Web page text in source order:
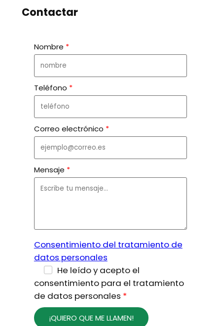
Contactar
Nombre
Teléfono
Correo electrónico
Mensaje
Consentimiento del tratamiento de
datos personales
He leído y acepto el
consentimiento para el tratamiento
de datos personales
¡QUIERO QUE ME LLAMEN!